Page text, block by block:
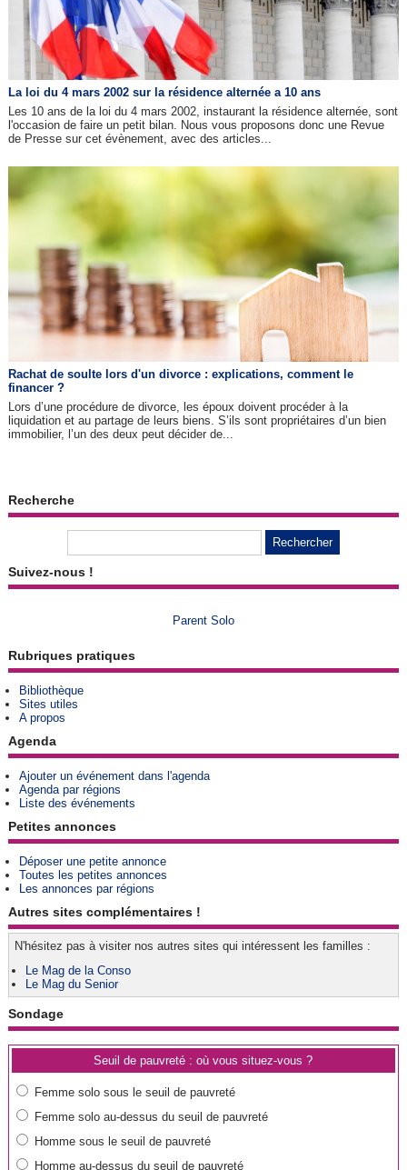
La loi du 4 mars 2002 sur la résidence alternée a 10 ans
Les 10 ans de la loi du 4 mars 2002, instaurant la résidence alternée, sont
l'occasion de faire un petit bilan. Nous vous proposons donc une Revue
de Presse sur cet évènement, avec des articles...
Rachat de soulte lors d'un divorce : explications, comment le
financer ?
Lors d’une procédure de divorce, les époux doivent procéder à la
liquidation et au partage de leurs biens. S’ils sont propriétaires d’un bien
immobilier, l’un des deux peut décider de...
Recherche
Suivez-nous !
Parent Solo
Rubriques pratiques
Bibliothèque
Sites utiles
A propos
Agenda
Ajouter un événement dans l'agenda
Agenda par régions
Liste des événements
Petites annonces
Déposer une petite annonce
Toutes les petites annonces
Les annonces par régions
Autres sites complémentaires !
N'hésitez pas à visiter nos autres sites qui intéressent les familles :
Le Mag de la Conso
Le Mag du Senior
Sondage
Seuil de pauvreté : où vous situez-vous ?
Femme solo sous le seuil de pauvreté
Femme solo au-dessus du seuil de pauvreté
Homme sous le seuil de pauvreté
Homme au-dessus du seuil de pauvreté